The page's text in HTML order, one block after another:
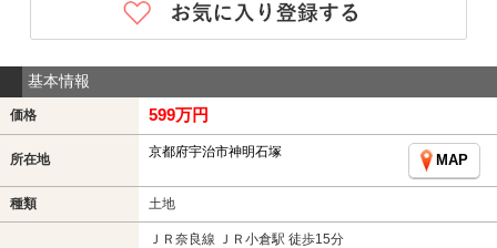
基本情報
価格 599万円
所在地 京都府宇治市神明石塚
MAP
種類 土地
ＪＲ奈良線 ＪＲ小倉駅 徒歩15分